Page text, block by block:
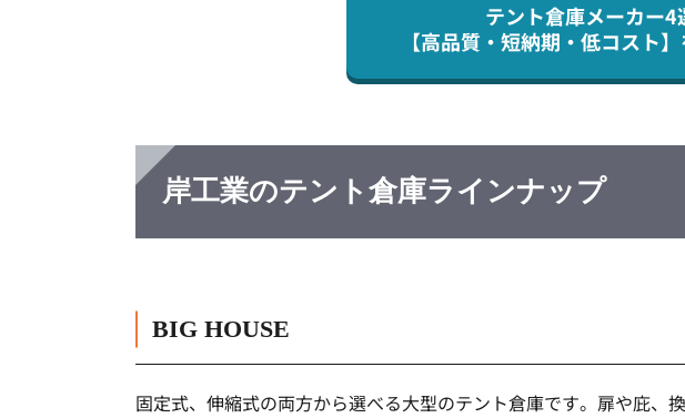
テント倉庫メーカー4
【高品質・短納期・低コスト】
岸工業のテント倉庫ラインナップ
BIG HOUSE
固定式、伸縮式の両方から選べる大型のテント倉庫です。扉や庇、